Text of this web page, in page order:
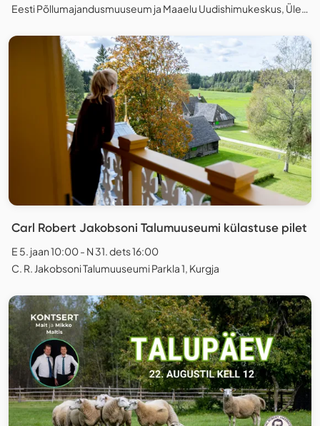
Eesti Põllumajandusmuuseum ja Maaelu Uudishimukeskus, Ülenurme
Carl Robert Jakobsoni Talumuuseumi külastuse pilet
E 5. jaan 10:00 - N 31. dets 16:00
C. R. Jakobsoni Talumuuseumi Parkla 1, Kurgja